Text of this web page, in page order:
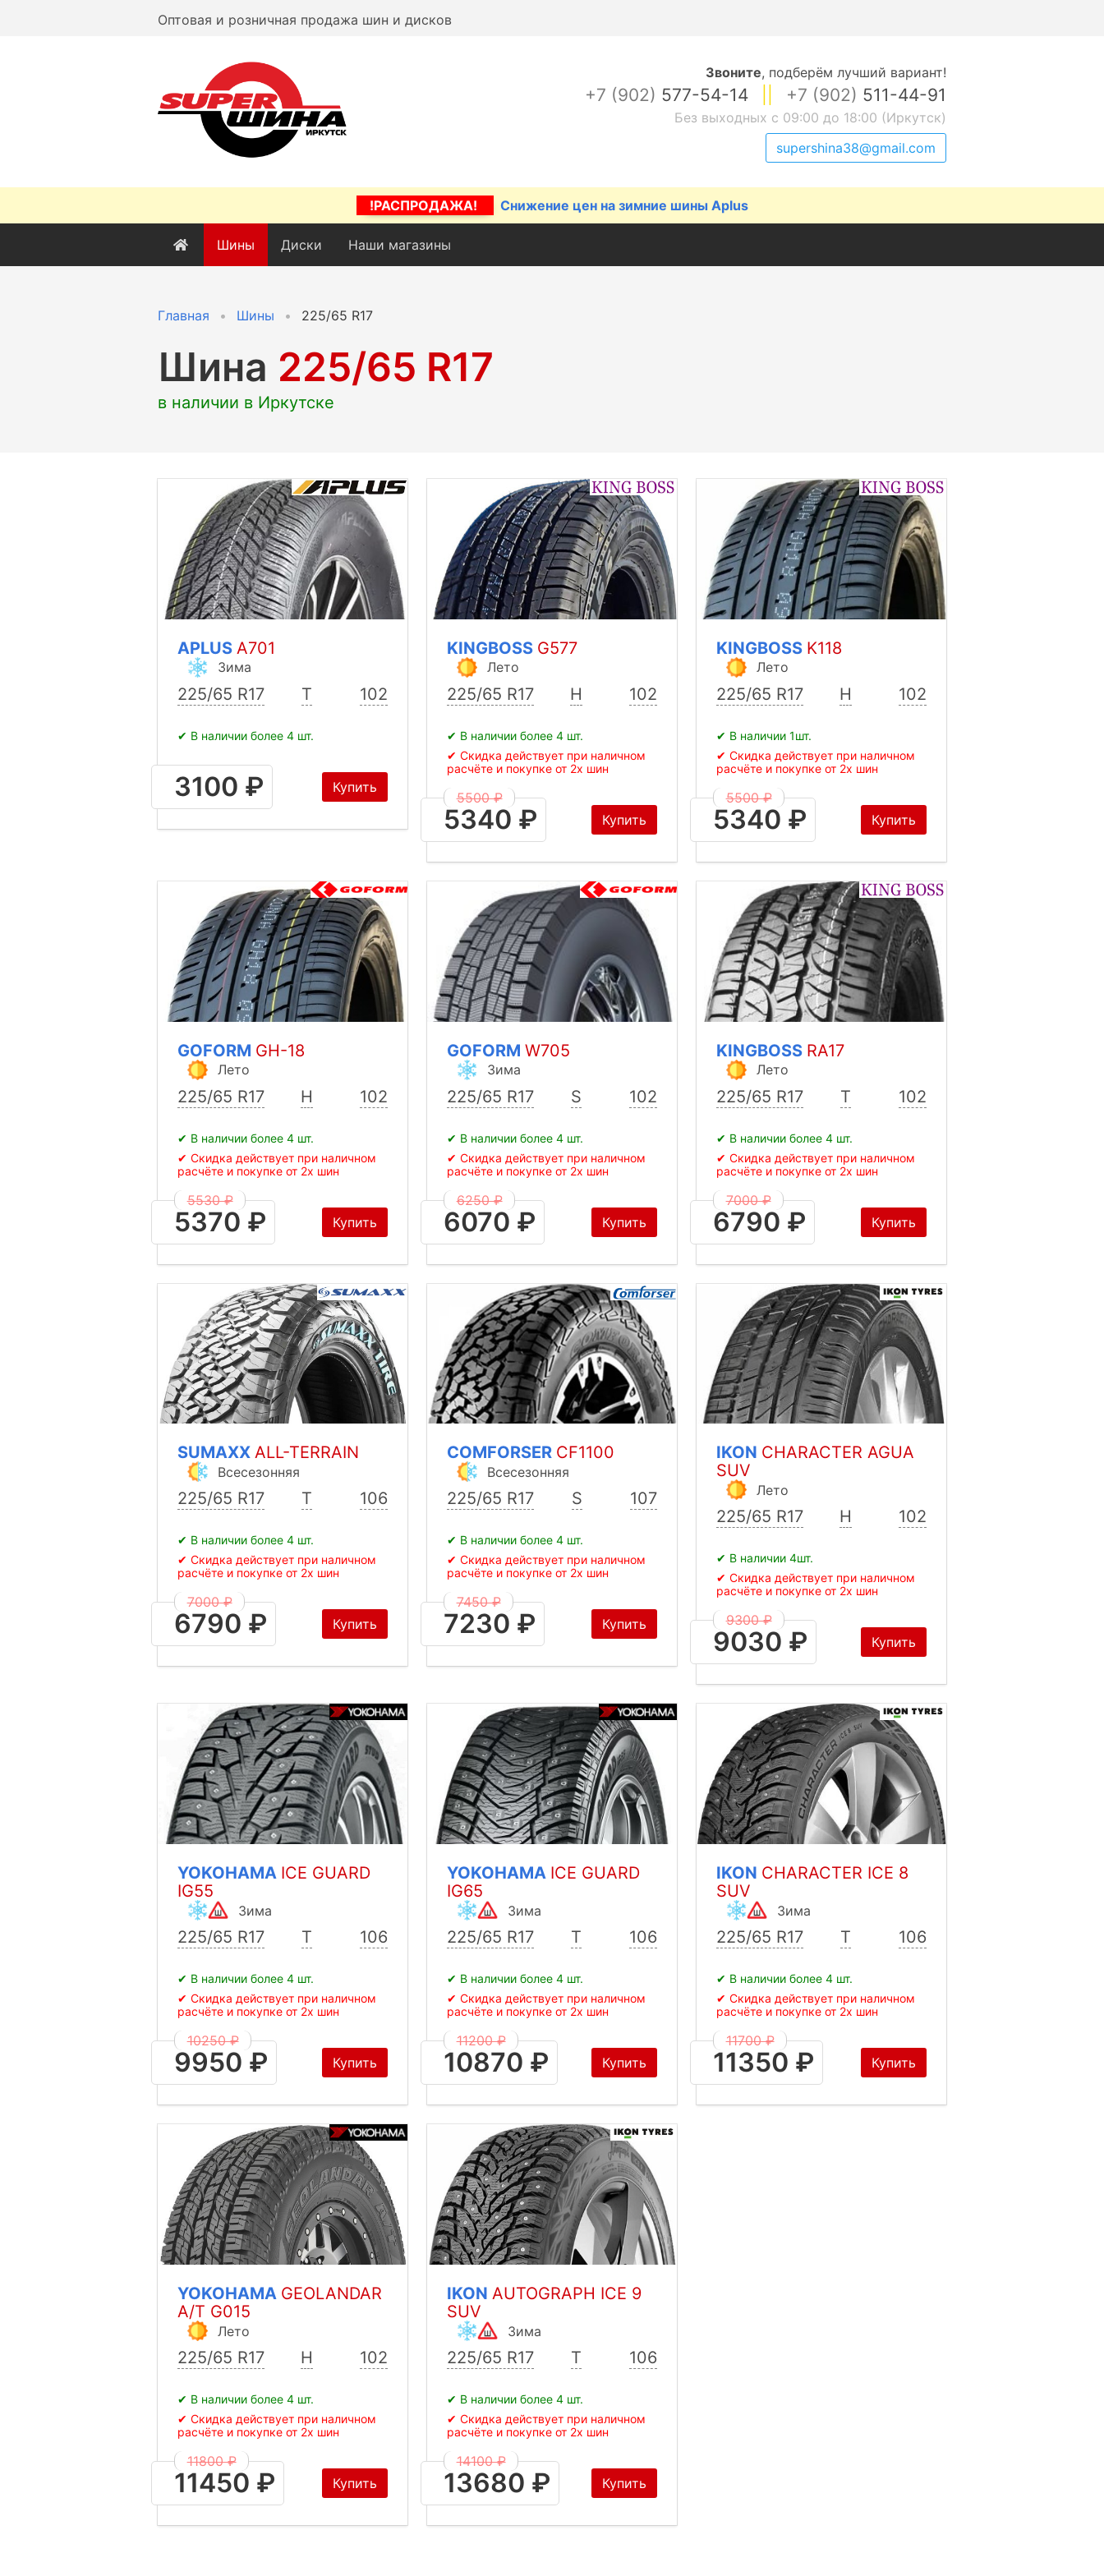
Оптовая и розничная продажа шин и дисков
Звоните, подберём лучший вариант!
+7 (902) 577-54-14 +7 (902) 511-44-91
Без выходных с 09:00 до 18:00 (Иркутск)
supershina38@gmail.com
!РАСПРОДАЖА! Снижение цен на зимние шины Aplus
Шины Диски Наши магазины
Главная Шины 225/65 R17
Шина 225/65 R17
в наличии в Иркутске
APLUS A701
Зима
225/65 R17 T 102
✔ В наличии более 4 шт.
3100 ₽ Купить
KINGBOSS G577
Лето
225/65 R17 H 102
✔ В наличии более 4 шт.
✔ Скидка действует при наличном
расчёте и покупке от 2х шин
5500 ₽
5340 ₽ Купить
KINGBOSS K118
Лето
225/65 R17 H 102
✔ В наличии 1шт.
✔ Скидка действует при наличном
расчёте и покупке от 2х шин
5500 ₽
5340 ₽ Купить
GOFORM GH-18
Лето
225/65 R17 H 102
✔ В наличии более 4 шт.
✔ Скидка действует при наличном
расчёте и покупке от 2х шин
5530 ₽
5370 ₽ Купить
GOFORM W705
Зима
225/65 R17 S 102
✔ В наличии более 4 шт.
✔ Скидка действует при наличном
расчёте и покупке от 2х шин
6250 ₽
6070 ₽ Купить
KINGBOSS RA17
Лето
225/65 R17 T 102
✔ В наличии более 4 шт.
✔ Скидка действует при наличном
расчёте и покупке от 2х шин
7000 ₽
6790 ₽ Купить
SUMAXX ALL-TERRAIN
Всесезонняя
225/65 R17 T 106
✔ В наличии более 4 шт.
✔ Скидка действует при наличном
расчёте и покупке от 2х шин
7000 ₽
6790 ₽ Купить
COMFORSER CF1100
Всесезонняя
225/65 R17 S 107
✔ В наличии более 4 шт.
✔ Скидка действует при наличном
расчёте и покупке от 2х шин
7450 ₽
7230 ₽ Купить
IKON CHARACTER AGUA
SUV
Лето
225/65 R17 H 102
✔ В наличии 4шт.
✔ Скидка действует при наличном
расчёте и покупке от 2х шин
9300 ₽
9030 ₽ Купить
YOKOHAMA ICE GUARD
IG55
Зима
225/65 R17 T 106
✔ В наличии более 4 шт.
✔ Скидка действует при наличном
расчёте и покупке от 2х шин
10250 ₽
9950 ₽ Купить
YOKOHAMA ICE GUARD
IG65
Зима
225/65 R17 T 106
✔ В наличии более 4 шт.
✔ Скидка действует при наличном
расчёте и покупке от 2х шин
11200 ₽
10870 ₽ Купить
IKON CHARACTER ICE 8
SUV
Зима
225/65 R17 T 106
✔ В наличии более 4 шт.
✔ Скидка действует при наличном
расчёте и покупке от 2х шин
11700 ₽
11350 ₽ Купить
YOKOHAMA GEOLANDAR
A/T G015
Лето
225/65 R17 H 102
✔ В наличии более 4 шт.
✔ Скидка действует при наличном
расчёте и покупке от 2х шин
11800 ₽
11450 ₽ Купить
IKON AUTOGRAPH ICE 9
SUV
Зима
225/65 R17 T 106
✔ В наличии более 4 шт.
✔ Скидка действует при наличном
расчёте и покупке от 2х шин
14100 ₽
13680 ₽ Купить